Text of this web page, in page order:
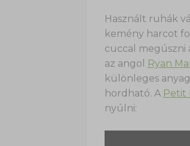
Használt ruhák
kemény harcot
cuccal megúszni
az angol
Ryan
különleges
hordható. A Petit
nyúlni: